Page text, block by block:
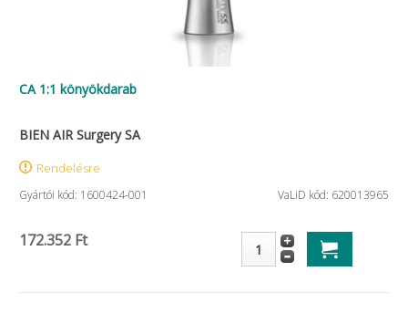
CA 1:1 könyökdarab
BIEN AIR Surgery SA
Rendelésre
Gyártói kód: 1600424-001 VaLiD kód: 620013965
172.352 Ft